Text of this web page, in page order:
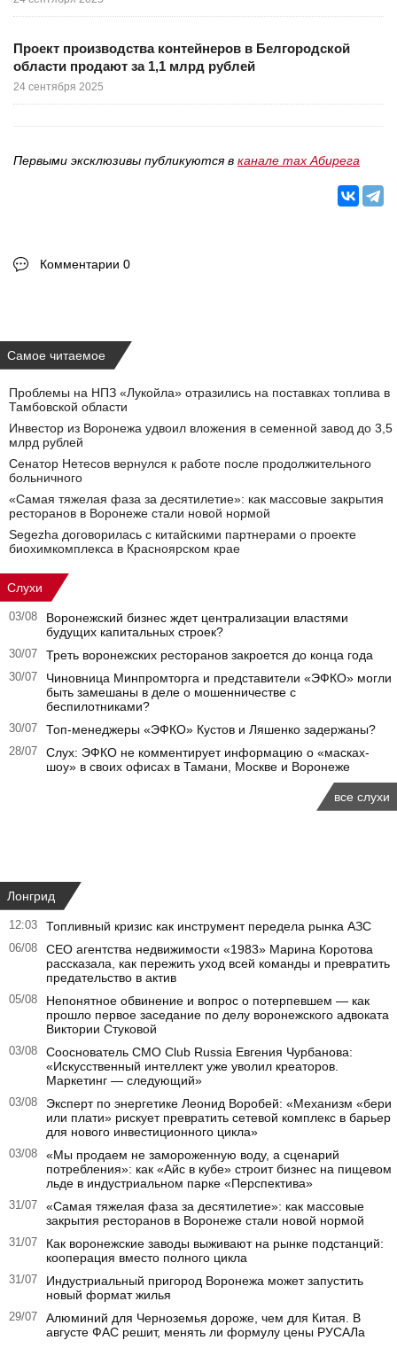
Проект производства контейнеров в Белгородской
области продают за 1,1 млрд рублей
24 сентября 2025
Первыми эксклюзивы публикуются в канале max Абирега
Комментарии 0
Самое читаемое
Проблемы на НПЗ «Лукойла» отразились на поставках топлива в
Тамбовской области
Инвестор из Воронежа удвоил вложения в семенной завод до 3,5
млрд рублей
Сенатор Нетесов вернулся к работе после продолжительного
больничного
«Самая тяжелая фаза за десятилетие»: как массовые закрытия
ресторанов в Воронеже стали новой нормой
Segezha договорилась с китайскими партнерами о проекте
биохимкомплекса в Красноярском крае
Слухи
03/08
Воронежский бизнес ждет централизации властями
будущих капитальных строек?
30/07 Треть воронежских ресторанов закроется до конца года
30/07
Чиновница Минпромторга и представители «ЭФКО» могли
быть замешаны в деле о мошенничестве с
беспилотниками?
30/07 Топ-менеджеры «ЭФКО» Кустов и Ляшенко задержаны?
28/07
Слух: ЭФКО не комментирует информацию о «масках-
шоу» в своих офисах в Тамани, Москве и Воронеже
все слухи
Лонгрид
12:03 Топливный кризис как инструмент передела рынка АЗС
06/08
CEO агентства недвижимости «1983» Марина Коротова
рассказала, как пережить уход всей команды и превратить
предательство в актив
05/08
Непонятное обвинение и вопрос о потерпевшем — как
прошло первое заседание по делу воронежского адвоката
Виктории Стуковой
03/08
Сооснователь CMO Club Russia Евгения Чурбанова:
«Искусственный интеллект уже уволил креаторов.
Маркетинг — следующий»
03/08
Эксперт по энергетике Леонид Воробей: «Механизм «бери
или плати» рискует превратить сетевой комплекс в барьер
для нового инвестиционного цикла»
03/08
«Мы продаем не замороженную воду, а сценарий
потребления»: как «Айс в кубе» строит бизнес на пищевом
льде в индустриальном парке «Перспектива»
31/07
«Самая тяжелая фаза за десятилетие»: как массовые
закрытия ресторанов в Воронеже стали новой нормой
31/07
Как воронежские заводы выживают на рынке подстанций:
кооперация вместо полного цикла
31/07
Индустриальный пригород Воронежа может запустить
новый формат жилья
29/07
Алюминий для Черноземья дороже, чем для Китая. В
августе ФАС решит, менять ли формулу цены РУСАЛа